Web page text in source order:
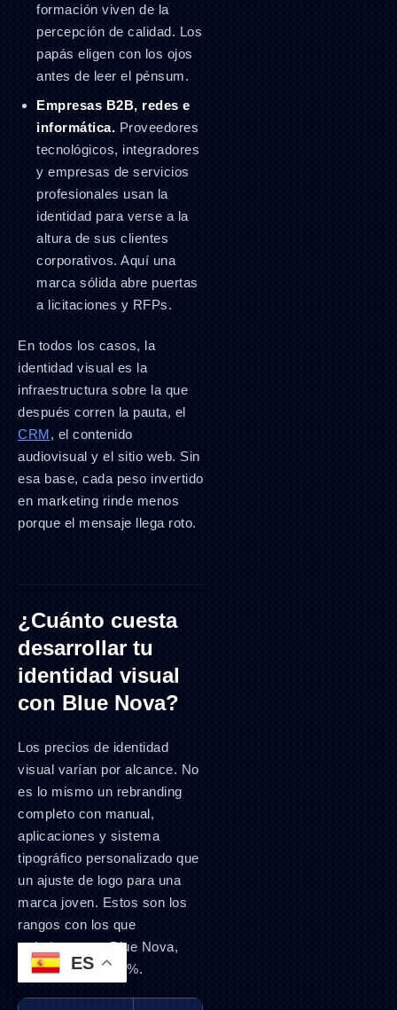
formación viven de la
percepción de calidad. Los
papás eligen con los ojos
antes de leer el pénsum.
Empresas B2B, redes e
informática. Proveedores
tecnológicos, integradores
y empresas de servicios
profesionales usan la
identidad para verse a la
altura de sus clientes
corporativos. Aquí una
marca sólida abre puertas
a licitaciones y RFPs.
En todos los casos, la
identidad visual es la
infraestructura sobre la que
después corren la pauta, el
CRM, el contenido
audiovisual y el sitio web. Sin
esa base, cada peso invertido
en marketing rinde menos
porque el mensaje llega roto.
¿Cuánto cuesta
desarrollar tu
identidad visual
con Blue Nova?
Los precios de identidad
visual varían por alcance. No
es lo mismo un rebranding
completo con manual,
aplicaciones y sistema
tipográfico personalizado que
un ajuste de logo para una
marca joven. Estos son los
rangos con los que
trabajamos en Blue Nova,
todos más IVA 15%.
ES